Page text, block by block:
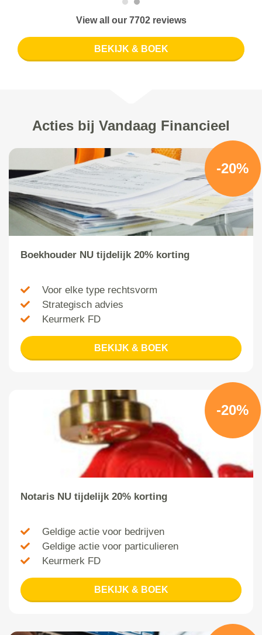
View all our 7702 reviews
BEKIJK & BOEK
Acties bij Vandaag Financieel
-20%
Boekhouder NU tijdelijk 20% korting
Voor elke type rechtsvorm
Strategisch advies
Keurmerk FD
BEKIJK & BOEK
-20%
Notaris NU tijdelijk 20% korting
Geldige actie voor bedrijven
Geldige actie voor particulieren
Keurmerk FD
BEKIJK & BOEK